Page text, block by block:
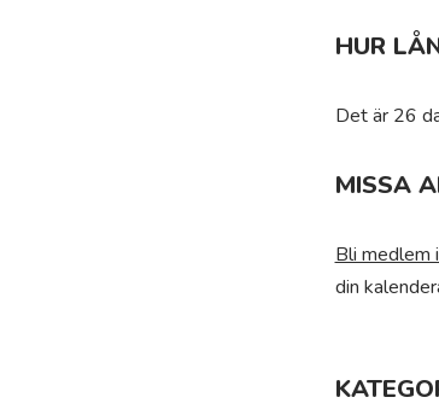
HUR
Det är 26
MISSA
Bli medlem
din